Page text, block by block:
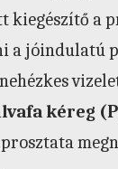
kiegészítő a
a jóindulatú
kéreg